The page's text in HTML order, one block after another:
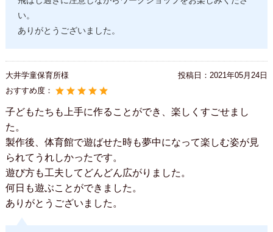
い。
ありがとうございました。
大井学童保育所様 投稿日： 2021年05月24日
おすすめ度：
子どもたちも上手に作ることができ、楽しくすごせまし
た。
製作後、体育館で遊ばせた時も夢中になって楽しむ姿が見
られてうれしかったです。
遊び方も工夫してどんどん広がりました。
何日も遊ぶことができました。
ありがとうございました。